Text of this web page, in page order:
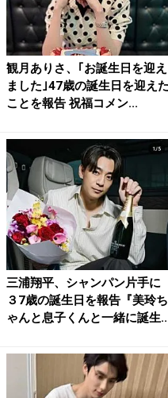
観月ありさ、｢お誕生日を迎え
ました｣47歳の誕生日を迎えた
ことを報告 祝福コメン...
三浦翔平、シャンパン片手に
３7歳の誕生日を報告『美玲ち
ゃんと息子くんと一緒に誕生